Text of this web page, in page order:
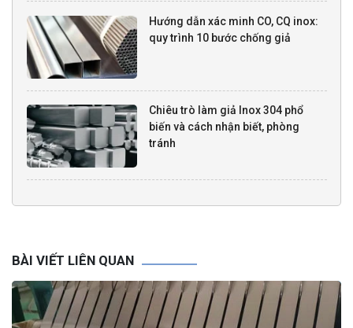
Hướng dẫn xác minh CO, CQ inox:
quy trình 10 bước chống giả
Chiêu trò làm giả Inox 304 phổ
biến và cách nhận biết, phòng
tránh
BÀI VIẾT LIÊN QUAN